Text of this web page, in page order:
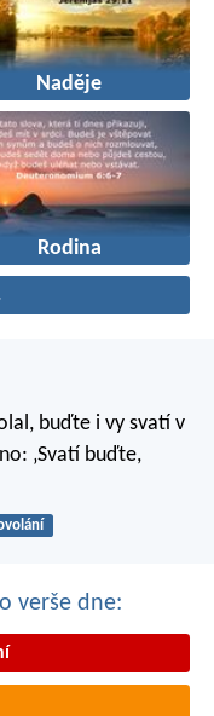
Naděje
Rodina
buďte i vy svatí v
‚Svatí buďte,
verše dne: